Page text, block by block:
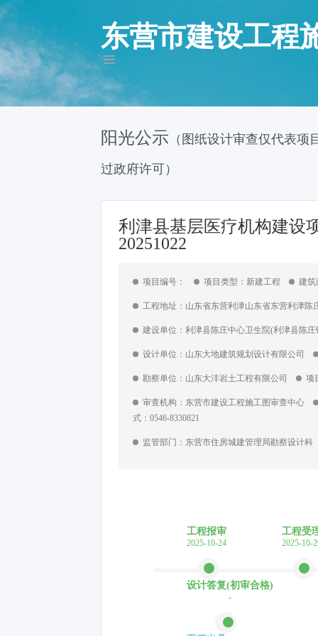
东营市建设工程
阳光公示 （图纸设计审查仅代表
过政府许可）
利津县基层医疗机构建设
20251022
项目编号： 项目类型：新建工程 建筑
工程地址：山东省东营利津山东省东营利津陈
建设单位：利津县陈庄中心卫生院(利津县陈
设计单位：山东大地建筑规划设计有限公司
勘察单位：山东大沣岩土工程有限公司 项
审查机构：东营市建设工程施工图审查中心
式：0546-8330821
监管部门：东营市住房城建管理局勘察设计
工程报审
2025-10-24
工程受
2025-10-
设计答复(初审合格)
-